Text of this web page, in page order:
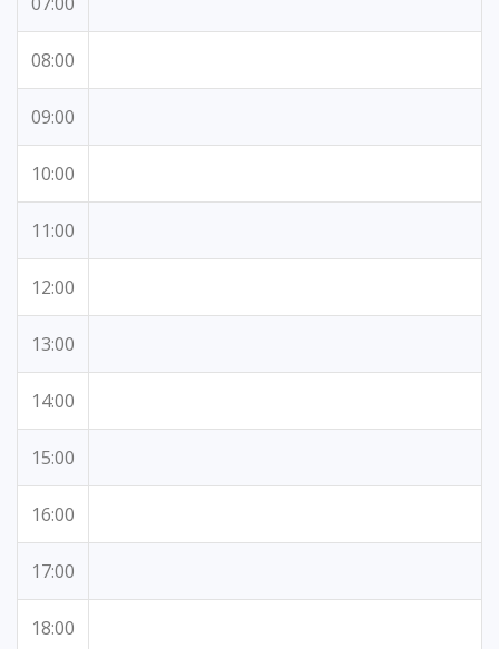
08:00
09:00
10:00
11:00
12:00
13:00
14:00
15:00
16:00
17:00
18:00